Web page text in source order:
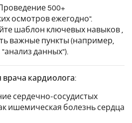
500+
осмотров ежегодно".
шаблон ключевых навыков ,
важные пункты (например,
данных").
кардиолога:
сердечно-сосудистых
ишемическая болезнь сердца